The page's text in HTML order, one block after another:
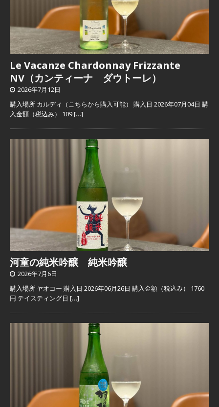
Le Vacanze Chardonnay Frizzante
NV（カンティーナ ダウトーレ）
2026年7月12日
購入場所 カルディ（こちらから購入可能） 購入日 2026年07月04日 購
入金額（税込み） 109[…]
河童の純米吟醸 純米吟醸
2026年7月6日
購入場所 ヤオコー 購入日 2026年06月26日 購入金額（税込み） 1760
円 テイスティング日 […]